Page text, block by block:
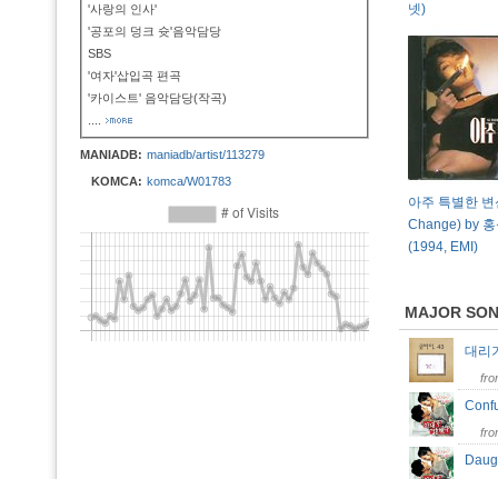
'사랑의 인사'
'공포의 덩크 슛'음악담당
SBS
'여자'삽입곡 편곡
'카이스트' 음악담당(작곡)
MANIADB: maniadb/artist/113279
KOMCA: komca/W01783
넷)
아주 특별한
Change) by 홍
(1994, EMI)
MAJOR
대리